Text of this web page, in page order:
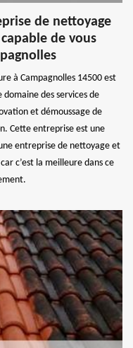
de nettoyage
de vous
à Campagnolles 14500 est
des services de
et démoussage de
Cette entreprise est une
entreprise de nettoyage et
c’est la meilleure dans ce